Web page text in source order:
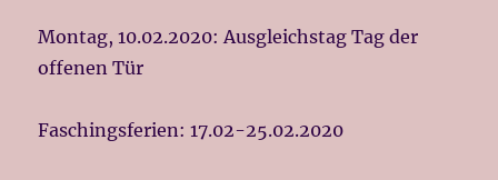
Montag, 10.02.2020: Ausgleichstag Tag der
offenen Tür
Faschingsferien: 17.02-25.02.2020